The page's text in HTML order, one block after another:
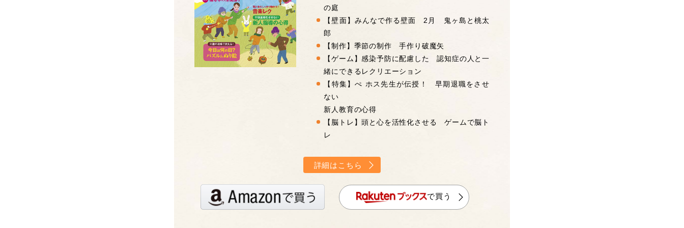
の庭
【壁面】みんなで作る壁面 2月 鬼ヶ島と桃太
郎
【制作】季節の制作 手作り破魔矢
【ゲーム】感染予防に配慮した 認知症の人と一
緒にできるレクリエーション
【特集】ぺ ホス先生が伝授！ 早期退職をさせ
ない
新人教育の心得
【脳トレ】頭と心を活性化させる ゲームで脳ト
レ
詳細はこちら
で買う